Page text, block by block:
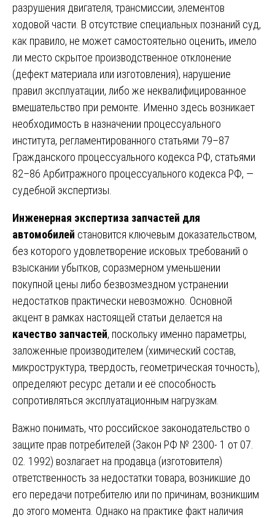
разрушения двигателя, трансмиссии, элементов
ходовой части. В отсутствие специальных познаний суд,
как правило, не может самостоятельно оценить, имело
ли место скрытое производственное отклонение
(дефект материала или изготовления), нарушение
правил эксплуатации, либо же неквалифицированное
вмешательство при ремонте. Именно здесь возникает
необходимость в назначении процессуального
института, регламентированного статьями 79–87
Гражданского процессуального кодекса РФ, статьями
82–86 Арбитражного процессуального кодекса РФ, —
судебной экспертизы.
Инженерная экспертиза запчастей для
автомобилей становится ключевым доказательством,
без которого удовлетворение исковых требований о
взыскании убытков, соразмерном уменьшении
покупной цены либо безвозмездном устранении
недостатков практически невозможно. Основной
акцент в рамках настоящей статьи делается на
качество запчастей, поскольку именно параметры,
заложенные производителем (химический состав,
микроструктура, твердость, геометрическая точность),
определяют ресурс детали и её способность
сопротивляться эксплуатационным нагрузкам.
Важно понимать, что российское законодательство о
защите прав потребителей (Закон РФ № 2300- 1 от 07.
02. 1992) возлагает на продавца (изготовителя)
ответственность за недостатки товара, возникшие до
его передачи потребителю или по причинам, возникшим
до этого момента. Однако на практике факт наличия